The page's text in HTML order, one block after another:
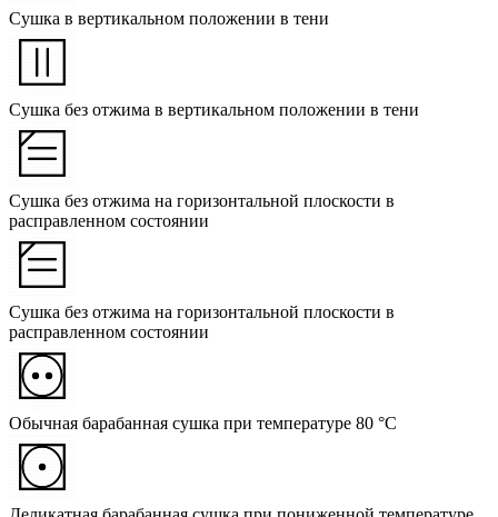
Сушка в вертикальном положении в тени
Сушка без отжима в вертикальном положении в тени
Сушка без отжима на горизонтальной плоскости в
расправленном состоянии
Сушка без отжима на горизонтальной плоскости в
расправленном состоянии
Обычная барабанная сушка при температуре 80 °C